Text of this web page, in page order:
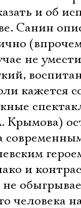
и об
Санин
не
кажется
Крымова)
и
человека